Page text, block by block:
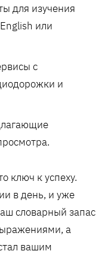
для изучения
или
с
и
ключ к успеху.
в день, и уже
словарный запас
а
вашим